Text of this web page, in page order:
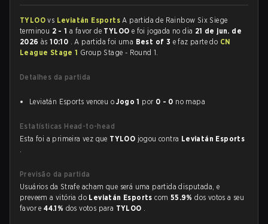
TYLOOvs Leviatán EsportsA partida de Rainbow Six Siege
terminou 2 - 1 a favor de TYLOO e foi jogada no dia 21 de jun. de
2026 às10:10 . A partida foi uma Best of 3 e faz parte do CN
League Stage 1 Group Stage - Round 1.
Detalhes da partida
Leviatán Esports venceu oJogo 1 por 0 - 0 no mapa
Estatísticas Head-to-head
Esta foi a primeira vez que TYLOO jogou contra Leviatán Esports
.
Previsão da partida
Usuários da Strafe acham que será uma partida disputada, e
preveem a vitória do Leviatán Esportscom 55.9%dos votos a seu
favor e44.1% dos votos para TYLOO .